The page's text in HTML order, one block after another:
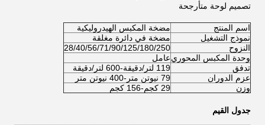
تصميم لوحة متأرجحة
اسم المنتج
مضخة المكبس الهيدروليكية
نموذج التشغيل
مضخة في دائرة مغلقة
النزوح
28/40/56/71/90/125/180/250
وحدة المكبس المحوريعامل
تدفق
119 لتر/دقيقة-600 لتر/دقيقة
عزم الدوران
79 نيوتن متر-400 نيوتن متر
وزن
29 كجم-156 كجم
جدول القيم